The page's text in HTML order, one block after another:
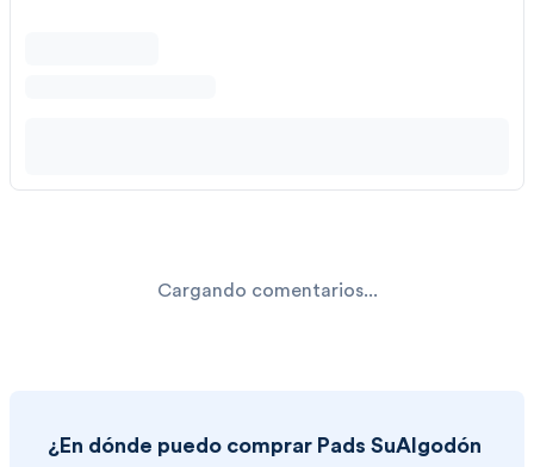
Cargando comentarios...
¿En dónde puedo comprar Pads SuAlgodón